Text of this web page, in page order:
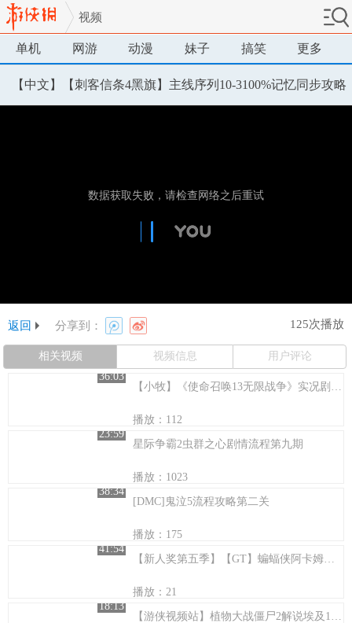
视频
单机 网游 动漫 妹子 搞笑 更多
【中文】【刺客信条4黑旗】主线序列10-3100%记忆同步攻略
返回 分享到： 125次播放
相关视频 视频信息
用户评论
36:03
【小牧】《使命召唤13无限战争》实况剧情流程第四期#月之门守卫战
播放：112
23:59
星际争霸2虫群之心剧情流程第九期
播放：1023
38:34
[DMC]鬼泣5流程攻略第二关
播放：175
41:54
【新人奖第五季】【GT】蝙蝠侠阿卡姆疯人院（蝙蝠侠阿甘疯人院）-第二集
播放：21
18:13
【游侠视频站】植物大战僵尸2解说埃及13到16关